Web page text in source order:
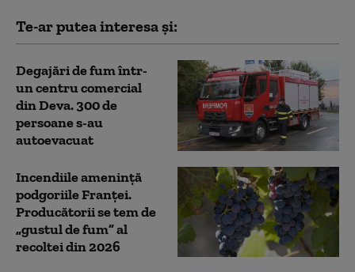
Te-ar putea interesa și:
Degajări de fum într-
un centru comercial
din Deva. 300 de
persoane s-au
autoevacuat
Incendiile amenință
podgoriile Franței.
Producătorii se tem de
„gustul de fum” al
recoltei din 2026